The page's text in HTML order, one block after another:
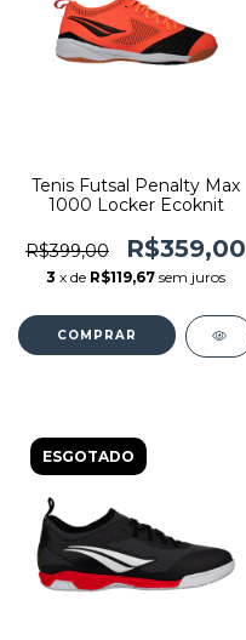
Tenis Futsal Penalty Max
1000 Locker Ecoknit
R$399,00 R$359,00
3 x de R$119,67 sem juros
COMPRAR
ESGOTADO